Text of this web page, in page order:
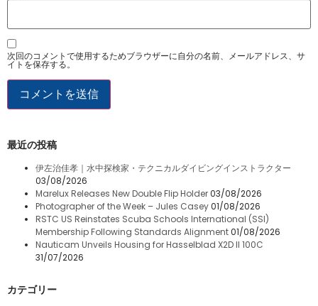
次回のコメントで使用するためブラウザーに自分の名前、メールアドレス、サ
イトを保存する。
最近の投稿
伊左治佳孝｜水中探検家・テクニカルダイビングインストラクター
03/08/2026
Marelux Releases New Double Flip Holder03/08/2026
Photographer of the Week – Jules Casey01/08/2026
RSTC US Reinstates Scuba Schools International (SSI)
Membership Following Standards Alignment01/08/2026
Nauticam Unveils Housing for Hasselblad X2D II 100C
31/07/2026
カテゴリー